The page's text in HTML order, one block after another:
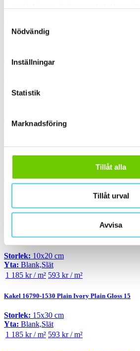
Nödvändig
Inställningar
Statistik
Marknadsföring
Tillåt alla
Tillåt urval
Avvisa
Yta:Matt,Slät
1 619 kr / m² 810 kr / m²
Kakel 15230-1515 Plain Mouse Grey Plain Satin
1 029 kr / m²
Yta:Blank,Slät
1 029 kr / m² 515 kr / m²
Kakel 16680-1020 Sand Yellow Gloss
Yta:Blank,Slät
1 185 kr / m² 593 kr / m²
Kakel 16750-1020 Plain Prussian Blue Gloss
Storlek: 10x20 cm
Yta: Blank,Slät
1 185 kr / m² 593 kr / m²
Kakel 16790-1530 Plain Ivory Plain Gloss 15
Storlek: 15x30 cm
Yta: Blank,Slät
1 185 kr / m² 593 kr / m²